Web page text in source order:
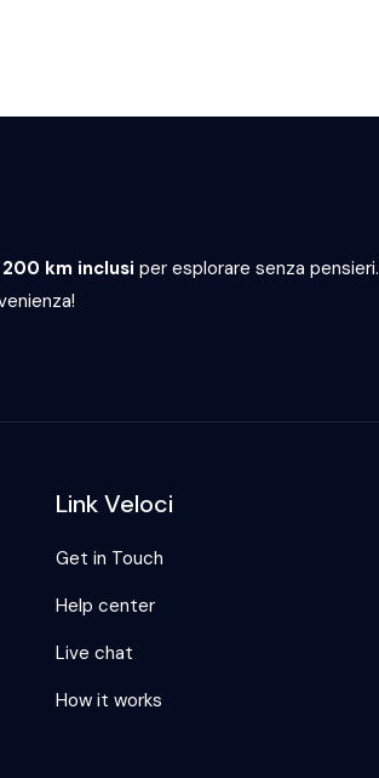
200 km inclusi per esplorare senza pensieri.
Link Veloci
Get in Touch
Help center
Live chat
How it works